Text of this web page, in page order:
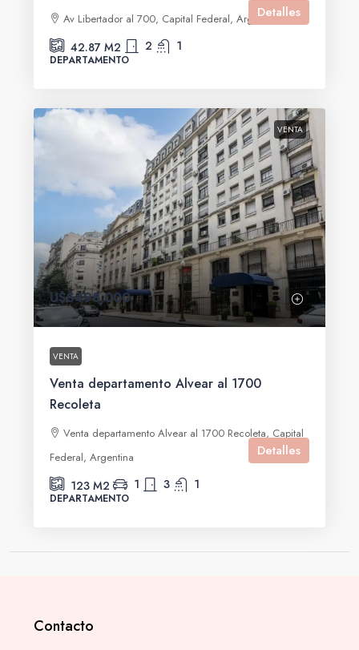
Av Libertador al 700, Capital Federal, Argentina
42.87 M2 2 1
DEPARTAMENTO
Detalles
VENTA
U$S498,000
VENTA
Venta departamento Alvear al 1700
Recoleta
Venta departamento Alvear al 1700 Recoleta, Capital
Federal, Argentina
123 M2 1 3 1
DEPARTAMENTO
Detalles
Contacto